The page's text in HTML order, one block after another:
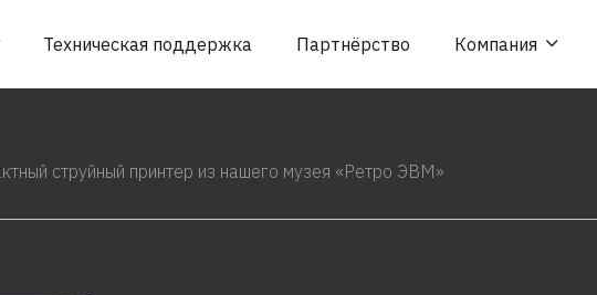
Техническая поддержка Партнёрство Компания
струйный принтер из нашего музея «Ретро ЭВМ»